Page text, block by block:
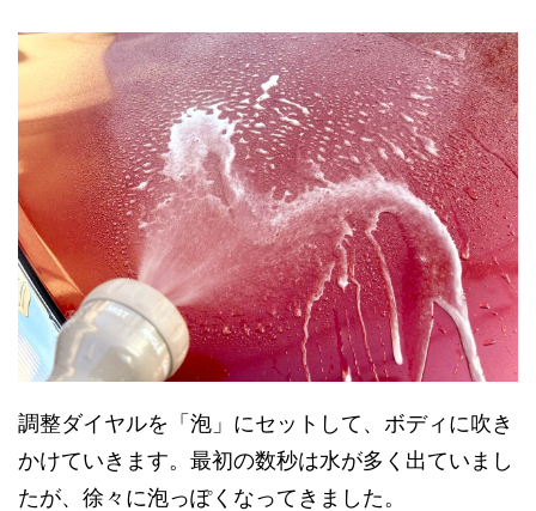
調整ダイヤルを「泡」にセットして、ボディに吹き
かけていきます。最初の数秒は水が多く出ていまし
たが、徐々に泡っぽくなってきました。